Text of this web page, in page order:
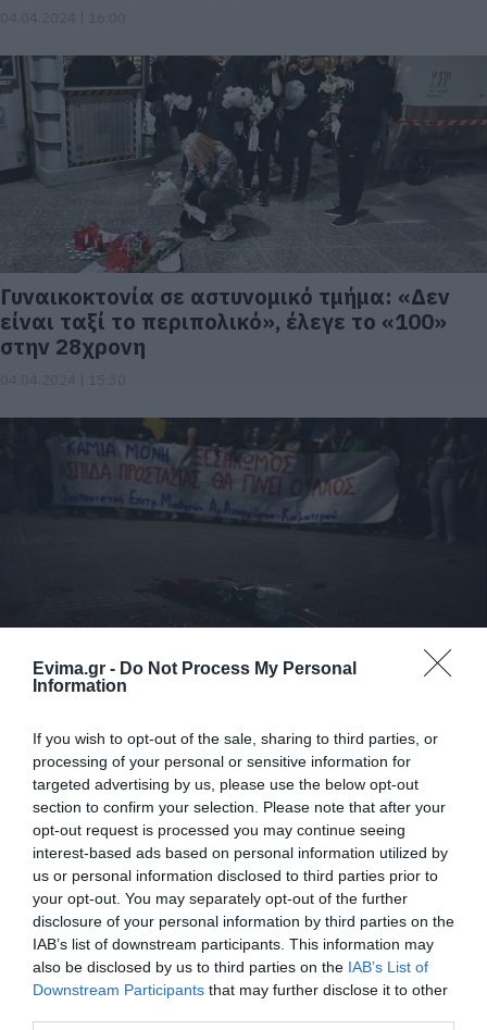
Evima.gr - Do Not Process My Personal
Information
If you wish to opt-out of the sale, sharing to third parties, or
processing of your personal or sensitive information for
targeted advertising by us, please use the below opt-out
section to confirm your selection. Please note that after your
opt-out request is processed you may continue seeing
interest-based ads based on personal information utilized by
us or personal information disclosed to third parties prior to
your opt-out. You may separately opt-out of the further
disclosure of your personal information by third parties on the
IAB’s list of downstream participants. This information may
also be disclosed by us to third parties on the IAB’s List of
Downstream Participants that may further disclose it to other
Γυναικοκτονία σε αστυνομικό τμήμα: «Δεν
είναι ταξί το περιπολικό», έλεγε το «100»
στην 28χρονη
Συγκέντρωση διαμαρτυρίας έξω από το
αστυνομικό τμήμα για τη γυναικοκτονία της
03.04.2024 | 14:30
Γυναικοκτονία: Για βιαιοπραγία και βιασμό